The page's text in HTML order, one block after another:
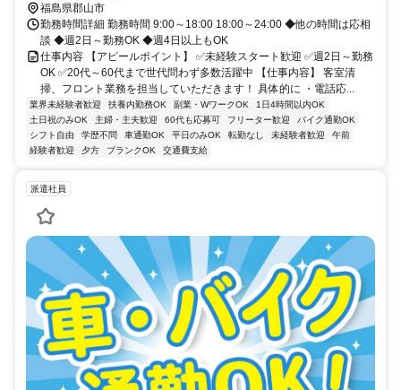
福島県郡山市
勤務時間詳細 勤務時間 9:00～18:00 18:00～24:00 ◆他の時間は応相
談 ◆週2日～勤務OK ◆週4日以上もOK
仕事内容 【アピールポイント】 ✅未経験スタート歓迎 ✅週2日～勤務
OK ✅20代～60代まで世代問わず多数活躍中 【仕事内容】 客室清
掃、フロント業務を担当していただきます！ 具体的に ・電話応...
業界未経験者歓迎 扶養内勤務OK 副業・WワークOK
1日4時間以内OK
土日祝のみOK
主婦・主夫歓迎 60代も応募可 フリーター歓迎
バイク通勤OK
シフト自由
学歴不問 車通勤OK 平日のみOK 転勤なし 未経験者歓迎
午前
経験者歓迎
夕方 ブランクOK 交通費支給
派遣社員